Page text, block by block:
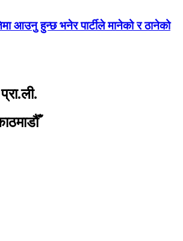
आउनु हुन्छ भनेर पार्टीले मानेको र ठानेको